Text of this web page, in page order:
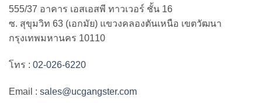
555/37 อาคาร เอสเอสพี ทาวเวอร์ ชั้น 16
ซ. สุขุมวิท 63 (เอกมัย) แขวงคลองตันเหนือ เขตวัฒนา
กรุงเทพมหานคร 10110
โทร : 02-026-6220
Email : sales@ucgangster.com